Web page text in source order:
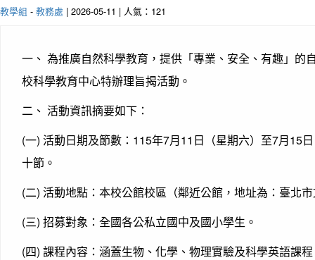
教學組 - 教務處 | 2026-05-11 | 人氣：121
一、 為推廣自然科學教育，提供「專業、安全、有趣」
校科學教育中心特辦理旨揭活動。
二、 活動資訊摘要如下：
(一) 活動日期及節數：115年7月11日（星期六）至7月15
十節。
(二) 活動地點：本校公館校區（鄰近公館，地址為：臺北
(三) 招募對象：全國各公私立國中及國小學生。
(四) 課程內容：涵蓋生物、化學、物理實驗及科學英語課